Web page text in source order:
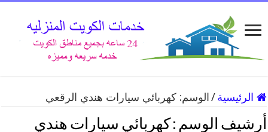
الرئيسية / الوسم:كهربائي سيارات هندي الرقعي
أرشيف الوسم : كهربائي سيارات هندي